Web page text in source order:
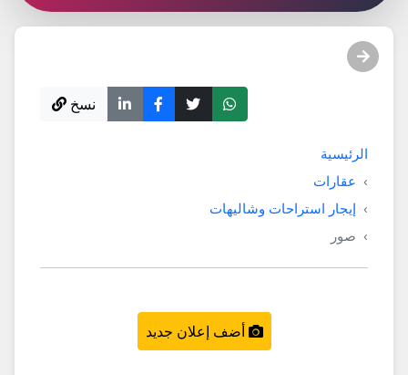
نسخ
الرئيسية
عقارات
إيجار استراحات وشاليهات
صور
أضف إعلان جديد